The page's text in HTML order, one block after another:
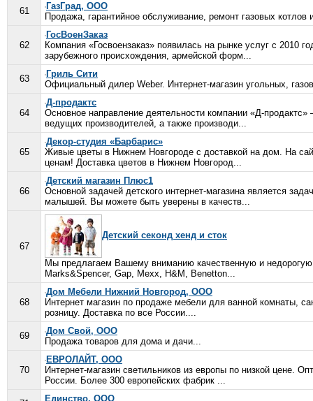
61
ГазГрад, ООО
Продажа, гарантийное обслуживание, ремонт газовых
62
ГосВоенЗаказ
Компания «Госвоензаказ» появилась на рынке услуг с 2010
зарубежного происхождения, армейской форм...
63
Гриль Сити
Официальный дилер Weber. Интернет-магазин угольных,
64
Д-продактс
Основное направление деятельности компании «Д-
ведущих производителей, а также производи...
65
Декор-студия «Барбарис»
Живые цветы в Нижнем Новгороде с доставкой на дом. На
ценам! Доставка цветов в Нижнем Новгород...
66
Детский магазин Плюс1
Основной задачей детского интернет-магазина является
малышей. Вы можете быть уверены в качеств...
67
Детский секонд хенд и сток
Мы предлагаем Вашему вниманию качественную и
Marks&Spencer, Gap, Мехх, H&M, Benetton...
68
Дом Мебели Нижний Новгород, ООО
Интернет магазин по продаже мебели для ванной комнаты,
розницу. Доставка по все России....
69
Дом Свой, ООО
Продажа товаров для дома и дачи...
70
ЕВРОЛАЙТ, ООО
Интернет-магазин светильников из европы по низкой цене.
России. Более 300 европейских фабрик ...
Единство, ООО